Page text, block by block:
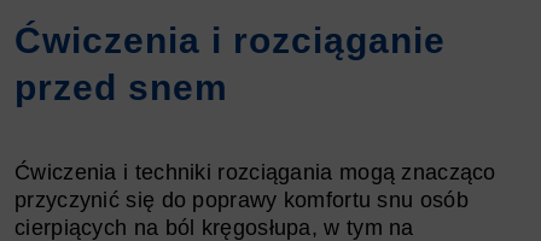
Ćwiczenia i rozciąganie
przed snem
Ćwiczenia i techniki rozciągania mogą znacząco
przyczynić się do poprawy komfortu snu osób
cierpiących na ból kręgosłupa, w tym na